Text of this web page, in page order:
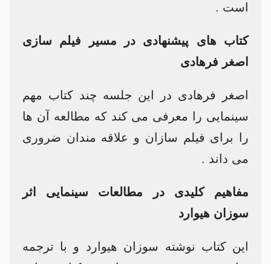
است .
کتاب های پیشنهادی در مسیر فیلم سازی
اصغر فرهادی
اصغر فرهادی در این جلسه چند کتاب مهم
سینمایی را معرفی می کند که مطالعه آن ها
را برای فیلم سازان و علاقه مندان ضروری
می داند .
مفاهیم کلیدی در مطالعات سینمایی اثر
سوزان هیوارد
این کتاب نوشته سوزان هیوارد و با ترجمه